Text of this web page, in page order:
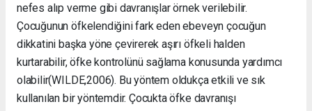
nefes alıp verme gibi davranışlar örnek verilebilir.
Çocuğunun öfkelendiğini fark eden ebeveyn çocuğun
dikkatini başka yöne çevirerek aşırı öfkeli halden
kurtarabilir, öfke kontrolünü sağlama konusunda yardımcı
olabilir(WILDE,2006). Bu yöntem oldukça etkili ve sık
kullanılan bir yöntemdir. Çocukta öfke davranışı